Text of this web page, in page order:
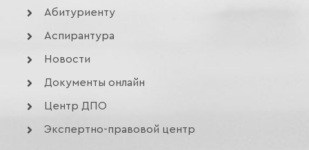
Абитуриенту
Аспирантура
Новости
Документы онлайн
Центр ДПО
Экспертно-правовой центр